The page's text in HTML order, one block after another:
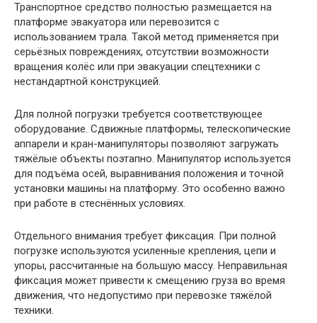
Транспортное средство полностью размещается на
платформе эвакуатора или перевозится с
использованием трала. Такой метод применяется при
серьёзных повреждениях, отсутствии возможности
вращения колёс или при эвакуации спецтехники с
нестандартной конструкцией.
Для полной погрузки требуется соответствующее
оборудование. Сдвижные платформы, телескопические
аппарели и кран-манипуляторы позволяют загружать
тяжёлые объекты поэтапно. Манипулятор используется
для подъёма осей, выравнивания положения и точной
установки машины на платформу. Это особенно важно
при работе в стеснённых условиях.
Отдельного внимания требует фиксация. При полной
погрузке используются усиленные крепления, цепи и
упоры, рассчитанные на большую массу. Неправильная
фиксация может привести к смещению груза во время
движения, что недопустимо при перевозке тяжёлой
техники.